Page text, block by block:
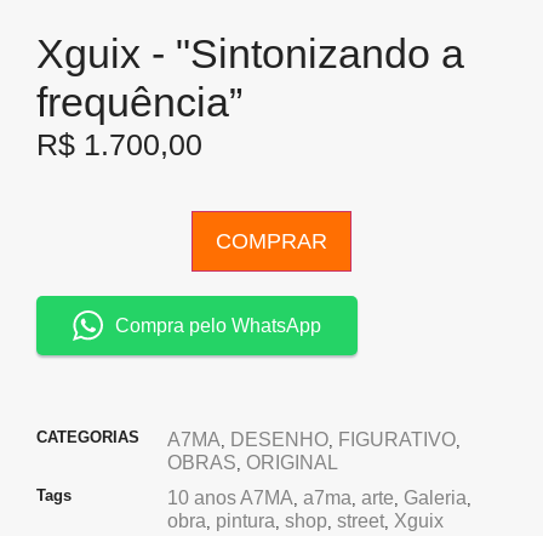
Xguix - "Sintonizando a
frequência”
R$ 1.700,00
COMPRAR
Compra pelo WhatsApp
CATEGORIAS A7MA, DESENHO, FIGURATIVO,
OBRAS, ORIGINAL
Tags 10 anos A7MA, a7ma, arte, Galeria,
obra, pintura, shop, street, Xguix